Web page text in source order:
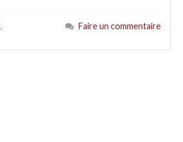
,
Faire un commentaire